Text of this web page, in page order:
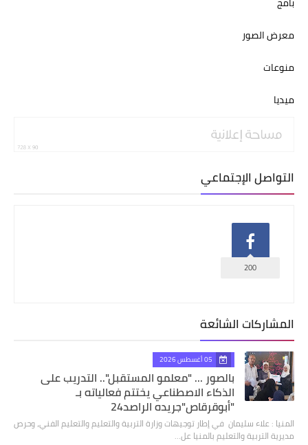
معرض الصور
منوعات
ميديا
التواصل الإجتماعي
200
المشاركات الشائعة
05 أغسطس 2026
بالصور ... "معلمو المستقبل".. التدريب على
الذكاء الاصطناعي يختتم فعالياته بـ
"أبوقرقاص"جريده الراصد24
المنيا : علاء سليمان في إطار توجيهات وزارة التربية والتعليم والتعليم الفني، وحرص
مديرية التربية والتعليم بالمنيا عل…